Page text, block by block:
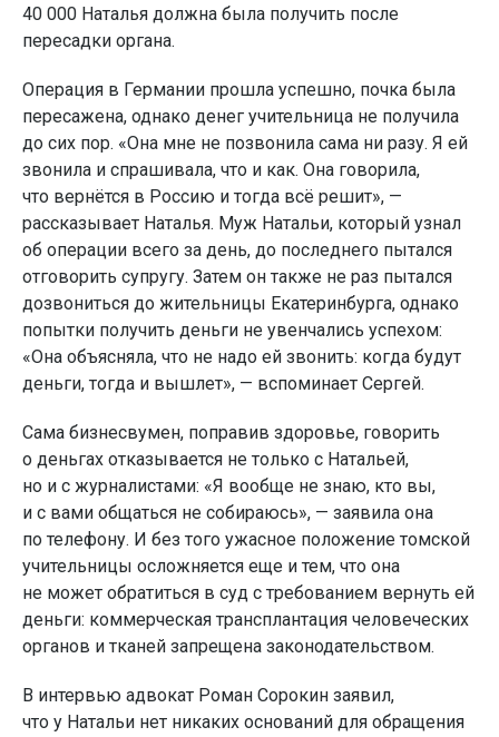
40 000 Наталья должна была получить после
пересадки органа.
Операция в Германии прошла успешно, почка была
пересажена, однако денег учительница не получила
до сих пор. «Она мне не позвонила сама ни разу. Я ей
звонила и спрашивала, что и как. Она говорила,
что вернётся в Россию и тогда всё решит», —
рассказывает Наталья. Муж Натальи, который узнал
об операции всего за день, до последнего пытался
отговорить супругу. Затем он также не раз пытался
дозвониться до жительницы Екатеринбурга, однако
попытки получить деньги не увенчались успехом:
«Она объясняла, что не надо ей звонить: когда будут
деньги, тогда и вышлет», — вспоминает Сергей.
Сама бизнесвумен, поправив здоровье, говорить
о деньгах отказывается не только с Натальей,
но и с журналистами: «Я вообще не знаю, кто вы,
и с вами общаться не собираюсь», — заявила она
по телефону. И без того ужасное положение томской
учительницы осложняется еще и тем, что она
не может обратиться в суд с требованием вернуть ей
деньги: коммерческая трансплантация человеческих
органов и тканей запрещена законодательством.
В интервью адвокат Роман Сорокин заявил,
что у Натальи нет никаких оснований для обращения